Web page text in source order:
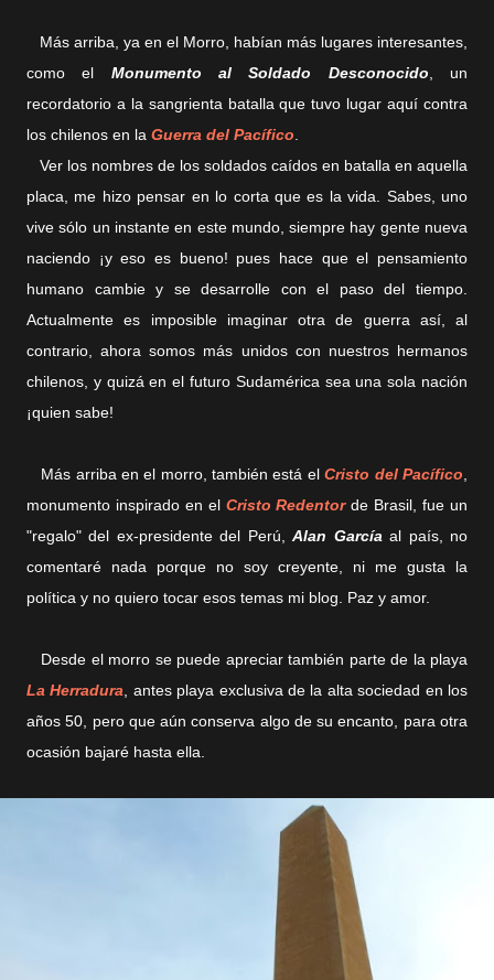
Más arriba, ya en el Morro, habían más lugares interesantes,
como el Monumento al Soldado Desconocido , un
recordatorio a la sangrienta batalla que tuvo lugar aquí contra
los chilenos en la Guerra del Pacífico
Ver los nombres de los soldados caídos en batalla en aquella
placa, me hizo pensar en lo corta que es la vida. Sabes, uno
vive sólo un instante en este mundo, siempre hay gente nueva
naciendo ¡y eso es bueno! pues hace que el pensamiento
humano cambie y se desarrolle con el paso del tiempo.
Actualmente es imposible imaginar otra de guerra así, al
contrario, ahora somos más unidos con nuestros hermanos
chilenos, y quizá en el futuro Sudamérica sea una sola nación
¡quien sabe!
Más arriba en el morro, también está elCristo del Pacífico
monumento inspirado en el Cristo Redentorde Brasil, fue un
"regalo" del ex-presidente del Perú,Alan García al país, no
comentaré nada porque no soy creyente, ni me gusta la
política y no quiero tocar esos temas mi blog. Paz y amor.
Desde el morro se puede apreciar también parte de la playa
La Herradura , antes playa exclusiva de la alta sociedad en los
años 50, pero que aún conserva algo de su encanto, para otra
ocasión bajaré hasta ella.